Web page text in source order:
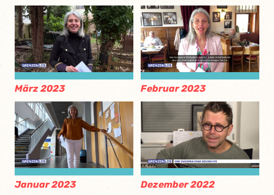
März 2023 Februar 2023
Januar 2023 Dezember 2022